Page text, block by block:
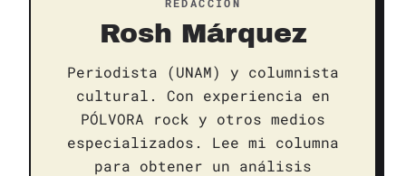
Rosh Márquez
Periodista (UNAM) y columnista
cultural. Con experiencia en
PÓLVORA rock y otros medios
especializados. Lee mi columna
para obtener un análisis